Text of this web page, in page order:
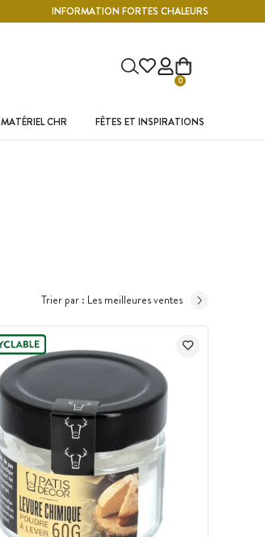
INFORMATION FORTES CHALEURS
0
MATÉRIEL CHR FÊTES ET INSPIRATIONS
Trier par : Les meilleures ventes